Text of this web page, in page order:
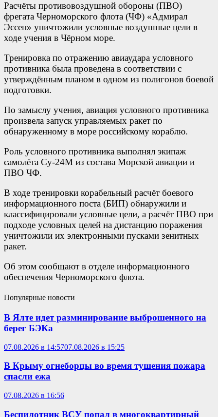
Расчёты противовоздушной обороны (ПВО)
фрегата Черноморского флота (ЧФ) «Адмирал
Эссен» уничтожили условные воздушные цели в
ходе учения в Чёрном море.
Тренировка по отражению авиаудара условного
противника была проведена в соответствии с
утверждённым планом в одном из полигонов боевой
подготовки.
По замыслу учения, авиация условного противника
произвела запуск управляемых ракет по
обнаруженному в море российскому кораблю.
Роль условного противника выполнял экипаж
самолёта Су-24М из состава Морской авиации и
ПВО ЧФ.
В ходе тренировки корабельный расчёт боевого
информационного поста (БИП) обнаружили и
классифицировали условные цели, а расчёт ПВО при
подходе условных целей на дистанцию поражения
уничтожили их электронными пусками зенитных
ракет.
Об этом сообщают в отделе информационного
обеспечения Черноморского флота.
Популярные новости
В Ялте идет разминирование выброшенного на
берег БЭКа
07.08.2026 в 14:5707.08.2026 в 15:25
В Крыму огнеборцы во время тушения пожара
спасли ежа
07.08.2026 в 16:56
Беспилотник ВСУ попал в многоквартирный